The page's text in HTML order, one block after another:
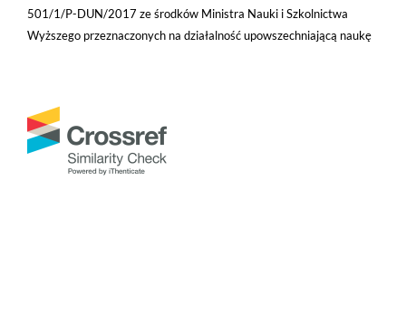
501/1/P-DUN/2017 ze środków Ministra Nauki i Szkolnictwa
Wyższego przeznaczonych na działalność upowszechniającą naukę